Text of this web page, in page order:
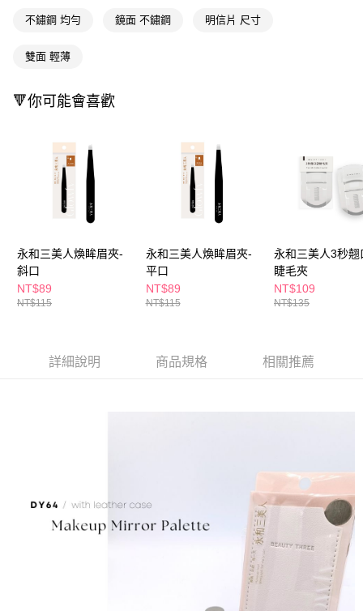
１．於結帳方式選擇「AFTEE先享後付」後，將跳轉至「AFTEE先享後付」
３．收到繳費通知簡訊後14天內，點擊此簡訊中的連結，可透過四大超商／
※ 請注意：結帳手續完成當下不需立刻繳費，但若您需要取消訂單，請聯絡
購買商品的店家。未經商家同意取消之訂單仍視為有效，需透過AFTEE先享
是否繳費成功／繳費後需取消欲退款等相關疑問，請聯繫「AFTEE先享後付
客戶支援中心」 https://netprotections.freshdesk.com/support/home
１．透過由恩沛科技股份有限公司提供之「AFTEE先享後付」服務完成之交
易，需依本服務之必要範圍內提供個人資料，並將交易相關給付款項請求債
２．關於個人資料處理事宜，請瀏覽以下網址：
https://aftee.tw/terms/#terms3
３．未成年的使用者請事先徵得法定代理人或監護人之同意方可使用
「AFTEE先享後付」，若未經同意申辦者引起之損失，本公司不負相關責
任。
請求用戶進行身份認證。
５．嚴禁一人註冊多個帳號或使用他人資訊註冊。若發現惡意使用之情形，
每筆NT$65，滿NT$390(含以上)免運費
每筆NT$65，滿NT$490(含以上)免運費
每筆NT$65，滿NT$490(含以上)免運費
7-11取貨付款
每筆NT$65，滿NT$490(含以上)免運費
每筆NT$65，滿NT$490(含以上)免運費
宅配(本島)
每筆NT$80，滿NT$290(含以上)免運費
不鏽鋼 均勻 鏡面 不鏽鋼 明信片 尺寸
雙面 輕薄
🔻你可能會喜歡
永和三美人煥眸眉夾-
斜口
NT$89
NT$115
永和三美人煥眸眉夾-
平口
NT$89
NT$115
永和三美人3秒翹
睫毛夾
NT$109
NT$135
詳細說明 商品規格 相關推薦